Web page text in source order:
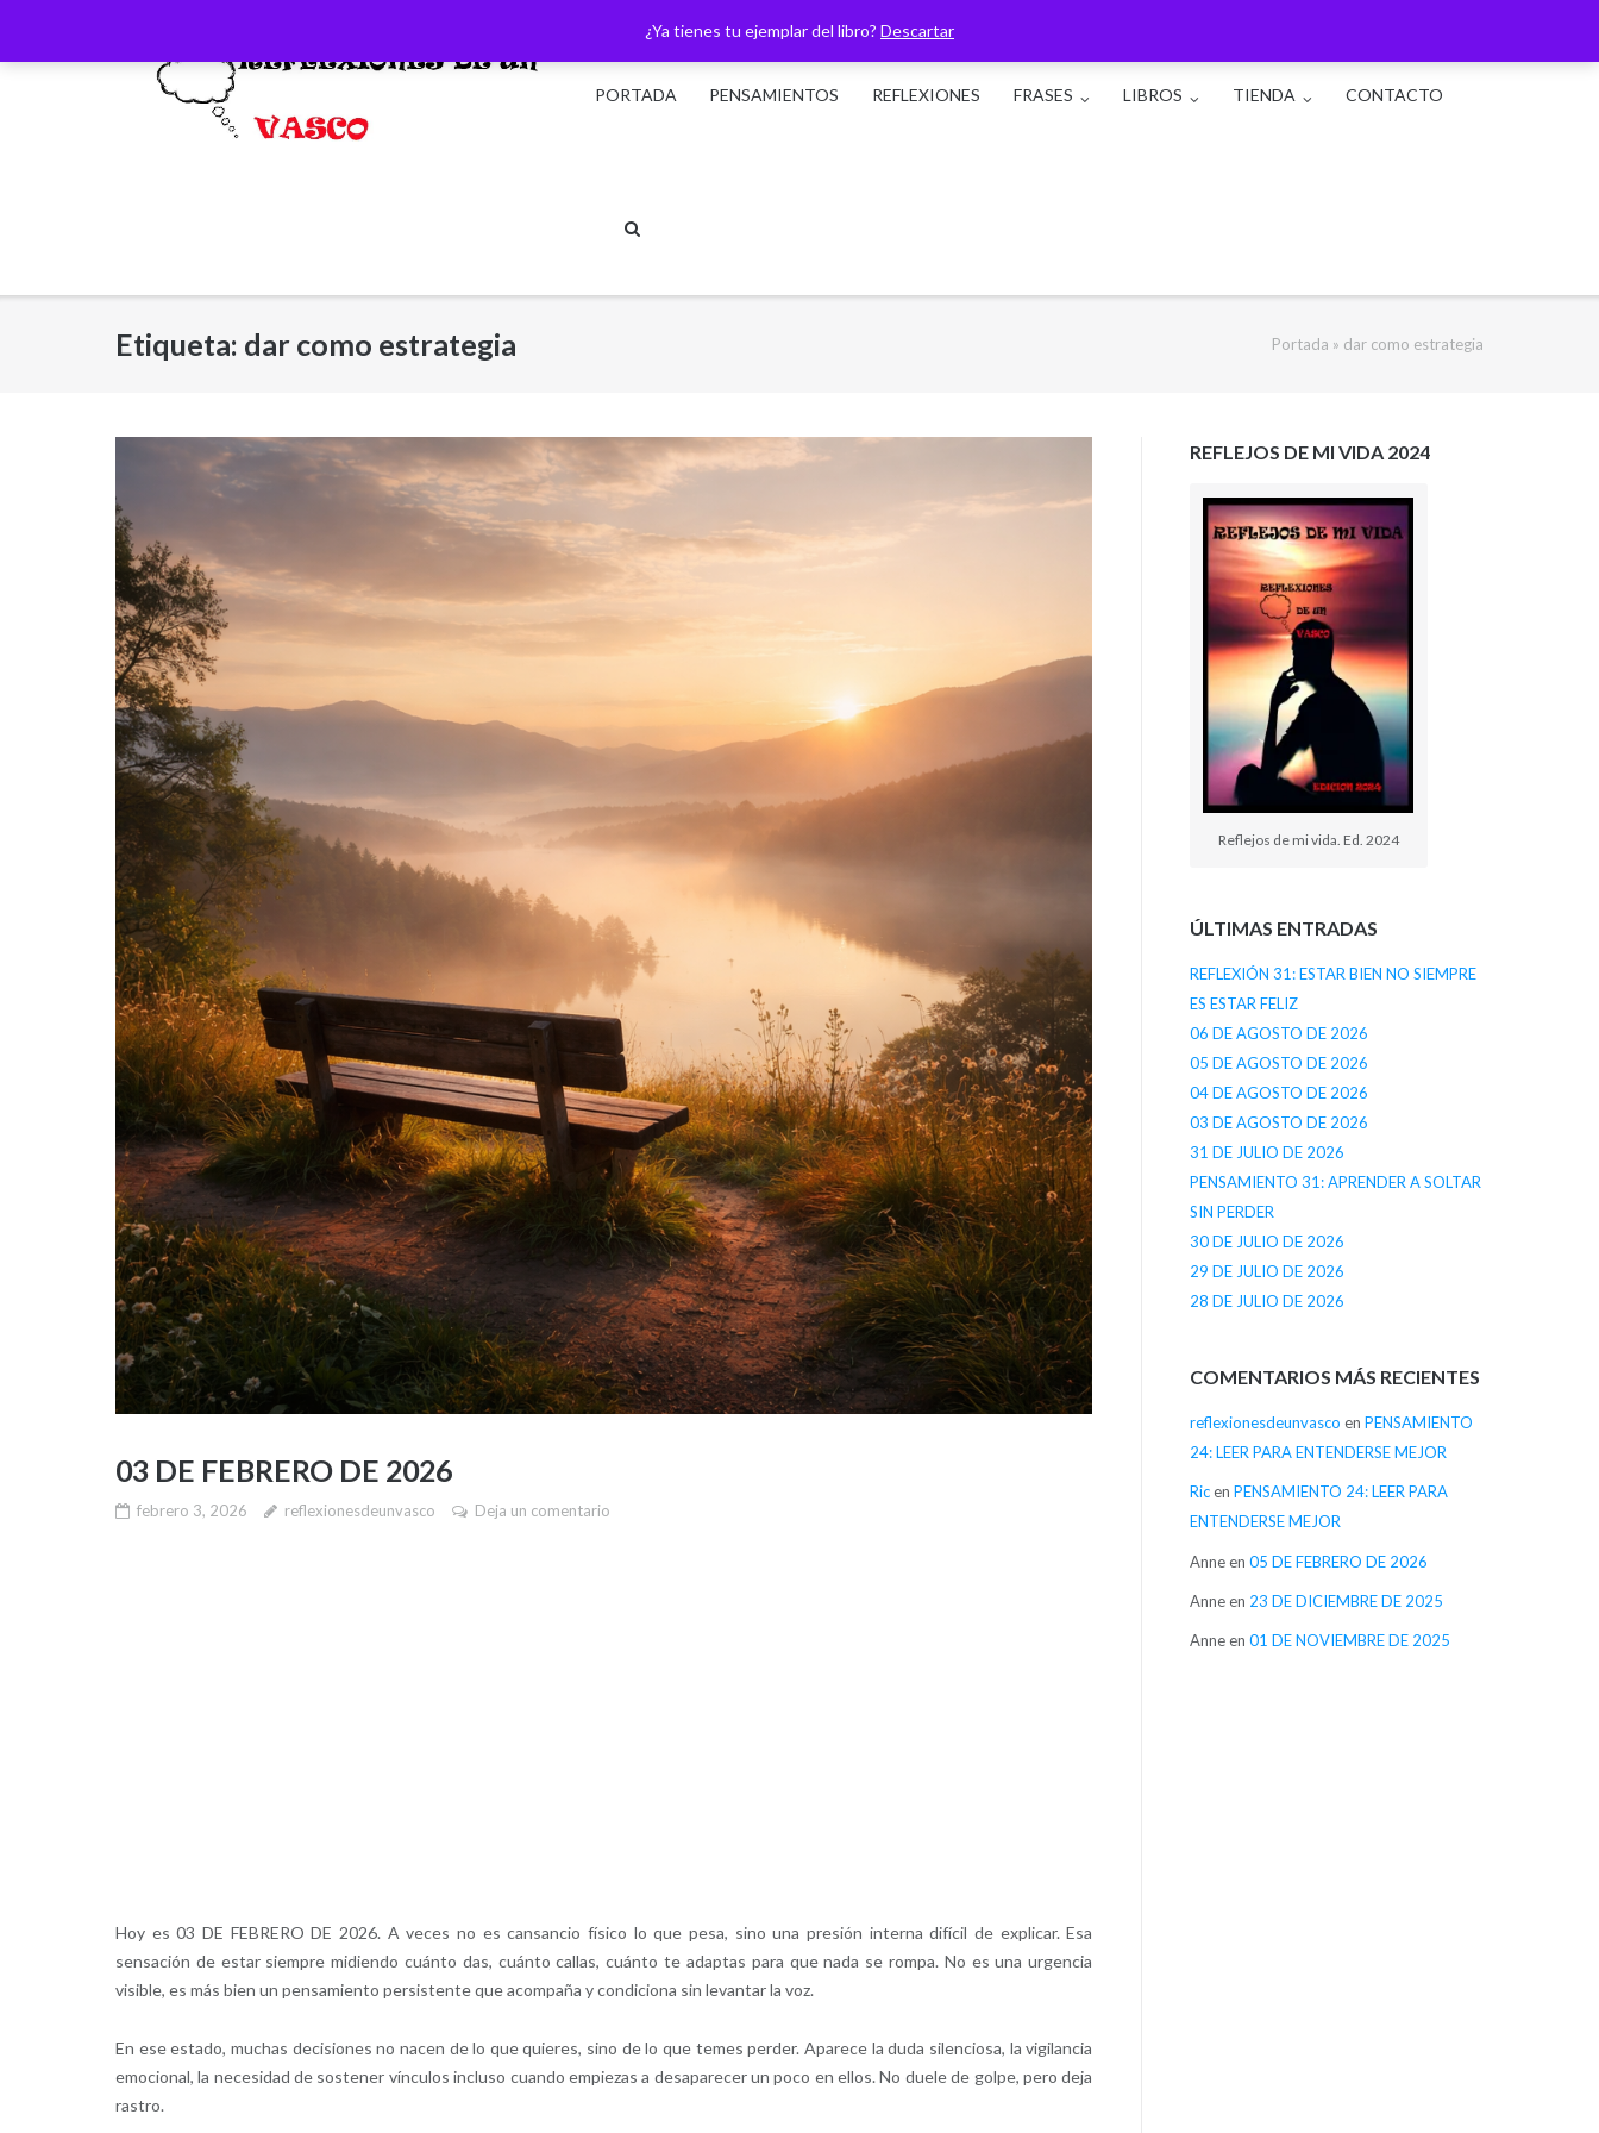
¿Ya tienes tu ejemplar del libro? Descartar
PORTADA
PENSAMIENTOS REFLEXIONES FRASES LIBROS TIENDA CONTACTO
Etiqueta: dar como estrategia Portada » dar como estrategia
03 DE FEBRERO DE 2026
febrero 3, 2026 reflexionesdeunvasco Deja un comentario
Hoy es 03 DE FEBRERO DE 2026. A veces no es cansancio físico lo que pesa, sino una presión interna difícil de explicar. Esa
sensación de estar siempre midiendo cuánto das, cuánto callas, cuánto te adaptas para que nada se rompa. No es una urgencia
visible, es más bien un pensamiento persistente que acompaña y condiciona sin levantar la voz.
En ese estado, muchas decisiones no nacen de lo que quieres, sino de lo que temes perder. Aparece la duda silenciosa, la vigilancia
emocional, la necesidad de sostener vínculos incluso cuando empiezas a desaparecer un poco en ellos. No duele de golpe, pero deja
rastro.
REFLEJOS DE MI VIDA 2024
Reflejos de mi vida. Ed. 2024
ÚLTIMAS ENTRADAS
REFLEXIÓN 31: ESTAR BIEN NO SIEMPRE
ES ESTAR FELIZ
06 DE AGOSTO DE 2026
05 DE AGOSTO DE 2026
04 DE AGOSTO DE 2026
03 DE AGOSTO DE 2026
31 DE JULIO DE 2026
PENSAMIENTO 31: APRENDER A SOLTAR
SIN PERDER
30 DE JULIO DE 2026
29 DE JULIO DE 2026
28 DE JULIO DE 2026
COMENTARIOS MÁS RECIENTES
reflexionesdeunvasco en PENSAMIENTO
24: LEER PARA ENTENDERSE MEJOR
Ricen PENSAMIENTO 24: LEER PARA
ENTENDERSE MEJOR
Anneen 05 DE FEBRERO DE 2026
Anneen 23 DE DICIEMBRE DE 2025
Anneen 01 DE NOVIEMBRE DE 2025